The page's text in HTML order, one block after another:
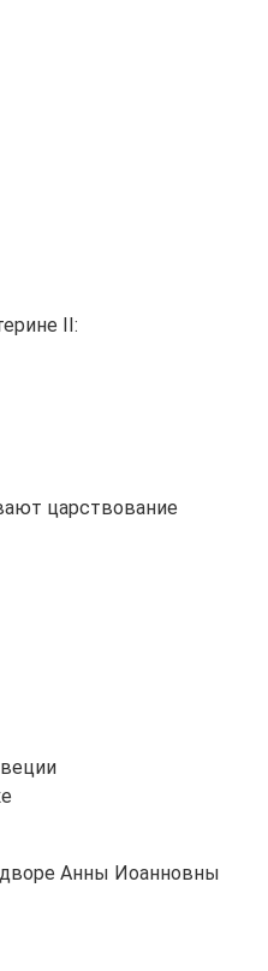
II:
царствование
дворе Анны Иоанновны